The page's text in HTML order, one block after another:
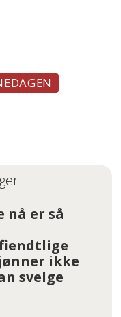
nå er så
ikke
svelge